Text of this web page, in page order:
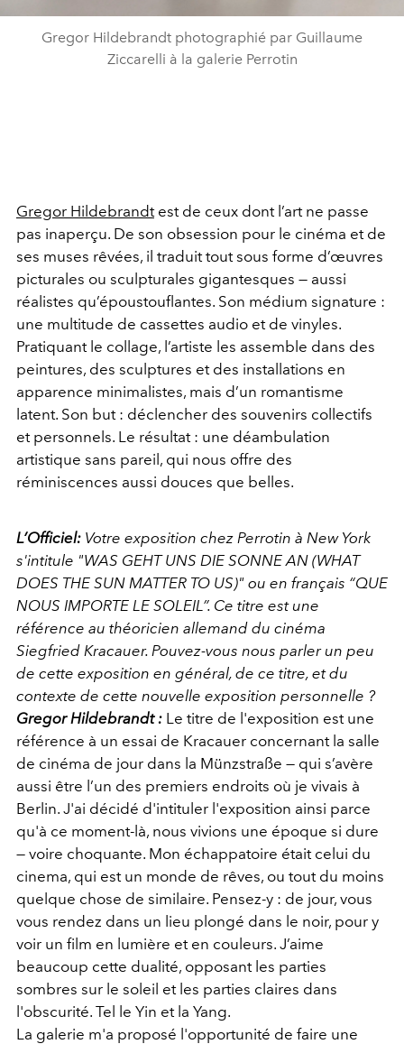
Gregor Hildebrandt photographié par Guillaume
Ziccarelli à la galerie Perrotin
Gregor Hildebrandtest de ceux dont l’art ne passe
pas inaperçu. De son obsession pour le cinéma et de
ses muses rêvées, il traduit tout sous forme d’œuvres
picturales ou sculpturales gigantesques — aussi
réalistes qu’époustouflantes. Son médium signature :
une multitude de cassettes audio et de vinyles.
Pratiquant le collage, l’artiste les assemble dans des
peintures, des sculptures et des installations en
apparence minimalistes, mais d’un romantisme
latent. Son but : déclencher des souvenirs collectifs
et personnels. Le résultat : une déambulation
artistique sans pareil, qui nous offre des
réminiscences aussi douces que belles.
L’Officiel: Votre exposition chez Perrotin à New York
s'intitule "WAS GEHT UNS DIE SONNE AN (WHAT
DOES THE SUN MATTER TO US)" ou en français “QUE
NOUS IMPORTE LE SOLEIL”. Ce titre est une
référence au théoricien allemand du cinéma
Siegfried Kracauer. Pouvez-vous nous parler un peu
de cette exposition en général, de ce titre, et du
contexte de cette nouvelle exposition personnelle ?
Gregor Hildebrandt : Le titre de l'exposition est une
référence à un essai de Kracauer concernant la salle
de cinéma de jour dans la Münzstraße — qui s’avère
aussi être l’un des premiers endroits où je vivais à
Berlin. J'ai décidé d'intituler l'exposition ainsi parce
qu'à ce moment-là, nous vivions une époque si dure
— voire choquante. Mon échappatoire était celui du
cinema, qui est un monde de rêves, ou tout du moins
quelque chose de similaire. Pensez-y : de jour, vous
vous rendez dans un lieu plongé dans le noir, pour y
voir un film en lumière et en couleurs. J’aime
beaucoup cette dualité, opposant les parties
sombres sur le soleil et les parties claires dans
l'obscurité. Tel le Yin et la Yang.
La galerie m'a proposé l'opportunité de faire une